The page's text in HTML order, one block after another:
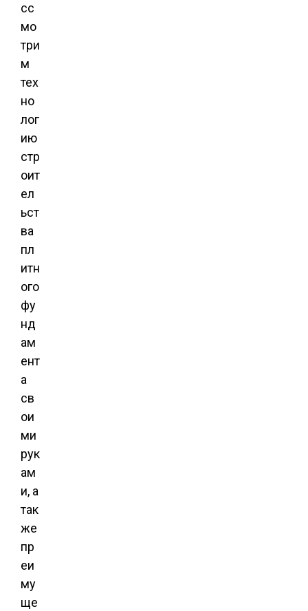
сс
мо
три
м
тех
но
лог
ию
стр
оит
ел
ьст
ва
пл
итн
ого
фу
нд
ам
ент
а
св
ои
ми
рук
ам
и, а
так
же
пр
еи
му
ще